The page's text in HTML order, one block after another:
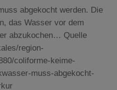
abgekocht werden. Die
das Wasser vor dem
abzukochen… Quelle
region-
coliforme-keime-
muss-abgekocht-